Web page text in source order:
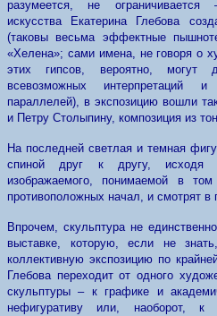
разумеется, не ограничивается
искусства Екатерина Глебова
(таковы весьма эффектные
«Хелена»; сами имена, не говоря о
этих гипсов, вероятно, могут
всевозможных интерпретаций и
параллелей), в экспозицию вошли
и Петру Столыпину, композиция из
На последней светлая и темная
спиной друг к другу, исходя
изображаемого, понимаемой в
противоположных начал, и смотрят в
Впрочем, скульптура не
выставке, которую, если не
коллективную экспозицию по
Глебова переходит от одного
скульптуры – к графике и
нефигуративу или, наоборот, к